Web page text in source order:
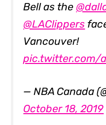
Bell as the
@LAClippers
Vancouver!
pic.twitter.com/
— NBA Canada
October 18, 2019